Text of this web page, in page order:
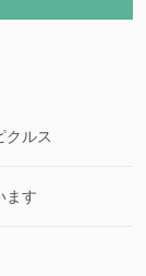
クルス
ます